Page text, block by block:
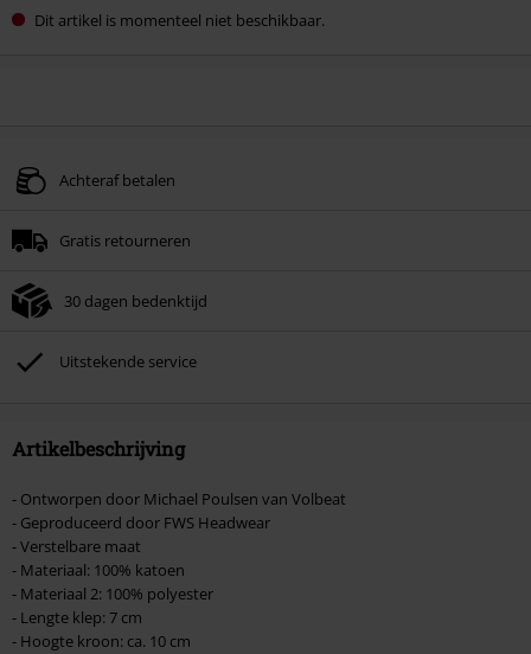
Dit artikel is momenteel niet beschikbaar.
Achteraf betalen
Gratis retourneren
30 dagen bedenktijd
Uitstekende service
Artikelbeschrijving
- Ontworpen door Michael Poulsen van Volbeat
- Geproduceerd door FWS Headwear
- Verstelbare maat
- Materiaal: 100% katoen
- Materiaal 2: 100% polyester
- Lengte klep: 7 cm
- Hoogte kroon: ca. 10 cm